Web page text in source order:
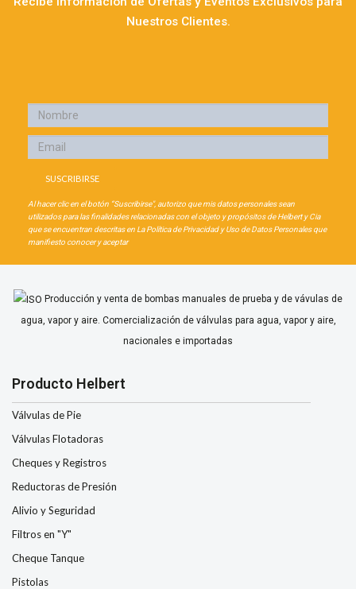
Nuestros Clientes.
Al hacer clic en el botón “Suscribirse", autorizo que mis datos personales sean
utilizados para las finalidades relacionadas con el objeto y propósitos de Helbert y Cia
que se encuentran descritas en La Política de Privacidad y Uso de Datos Personales que
manifiesto conocer y aceptar
Producción y venta de bombas manuales de prueba y de vávulas de
agua, vapor y aire. Comercialización de válvulas para agua, vapor y aire,
nacionales e importadas
Producto Helbert
Válvulas de Pie
Válvulas Flotadoras
Cheques y Registros
Reductoras de Presión
Alivio y Seguridad
Filtros en "Y"
Cheque Tanque
Pistolas